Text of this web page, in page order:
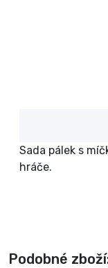
Sada pálek s
hráče.
Podobné